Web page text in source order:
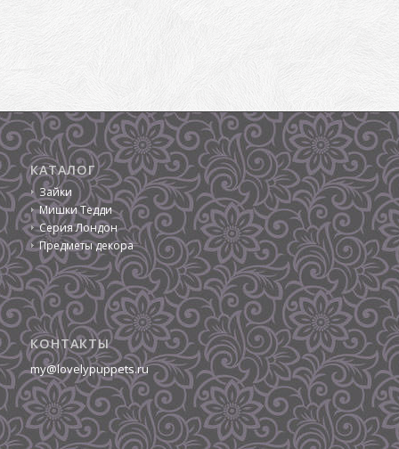
КАТАЛОГ
Зайки
Мишки Тедди
Серия Лондон
Предметы декора
КОНТАКТЫ
my@lovelypuppets.ru